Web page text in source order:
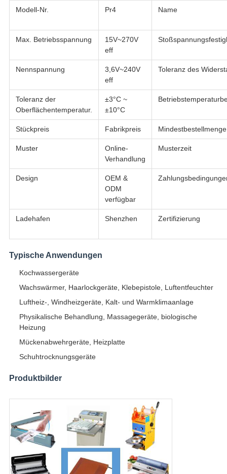
Modell-Nr. Pr4 Name
Max. Betriebsspannung
15V~270V
eff
Nennspannung
3,6V~240V
eff
Toleranz des
Toleranz der
Oberflächentemperatur.
±3°C ~
±10°C
Stückpreis Fabrikpreis Mindestbestellmenge
Muster
Online-
Verhandlung
Musterzeit
Design
OEM &
ODM
verfügbar
Ladehafen Shenzhen Zertifizierung
Typische Anwendungen
Kochwassergeräte
Wachswärmer, Haarlockgeräte, Klebepistole, Luftentfeuchter
Luftheiz-, Windheizgeräte, Kalt- und Warmklimaanlage
Physikalische Behandlung, Massagegeräte, biologische
Heizung
Mückenabwehrgeräte, Heizplatte
Schuhtrocknungsgeräte
Produktbilder